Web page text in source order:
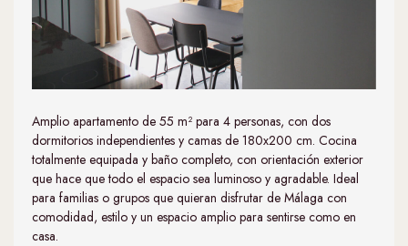
Amplio apartamento de 55 m² para 4 personas, con dos
dormitorios independientes y camas de 180x200 cm. Cocina
totalmente equipada y baño completo, con orientación exterior
que hace que todo el espacio sea luminoso y agradable. Ideal
para familias o grupos que quieran disfrutar de Málaga con
comodidad, estilo y un espacio amplio para sentirse como en
casa.